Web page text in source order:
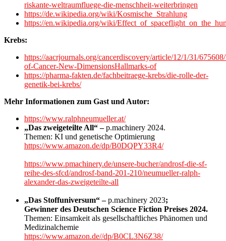
riskante-weltraumfluege-die-menschheit-weiterbringen
https://de.wikipedia.org/wiki/Kosmische_Strahlung
https://en.wikipedia.org/wiki/
Krebs:
https://aacrjournals.org/cancerdiscovery/article/12/1/31/
of-Cancer-New-DimensionsHallmarks-of
https://pharma-fakten.de/fachbeitraege-krebs/die-rolle-der-
genetik-bei-krebs/
Mehr Informationen zum Gast und Autor:
https://www.ralphneumueller.at/
„Das zweigeteilte All“ –p.machinery 2024.
Themen: KI und genetische Optimierung
https://www.amazon.de/dp/B0DQPY33R4/
https://www.pmachinery.de/unsere-bucher/androsf-die-sf-
reihe-des-sfcd/androsf-band-201-210/neumueller-ralph-
alexander-das-zweigeteilte-all
„Das Stoffuniversum“ –p.machinery 2023;
Gewinner des Deutschen Science Fiction Preises 2024.
Themen: Einsamkeit als gesellschaftliches Phänomen und
Medizinalchemie
https://www.amazon.de//dp/B0CL3N6Z38/